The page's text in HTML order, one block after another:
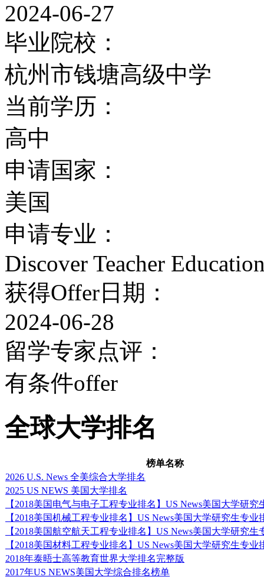
2024-06-27
毕业院校：
杭州市钱塘高级中学
当前学历：
高中
申请国家：
美国
申请专业：
Discover Teacher
获得Offer日期：
2024-06-28
留学专家点评：
有条件offer
全球大学排名
榜单名称
2026 U.S. News 全美综合大学排名
2025 US NEWS 美国大学排名
【2018美国电气与电子工程专业排名】US News美国大学研究
【2018美国机械工程专业排名】US News美国大学研究生专业
【2018美国航空航天工程专业排名】US News美国大学研究生
【2018美国材料工程专业排名】US News美国大学研究生专业
2018年泰晤士高等教育世界大学排名完整版
2017年US NEWS美国大学综合排名榜单